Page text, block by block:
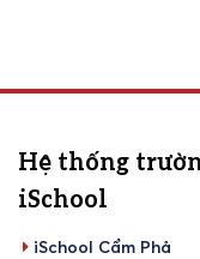
Hệ thống
iSchool
iSchool Cẩm Phả